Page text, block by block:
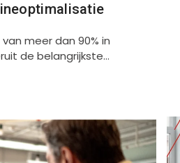
meer dan 90% in
de belangrijkste…